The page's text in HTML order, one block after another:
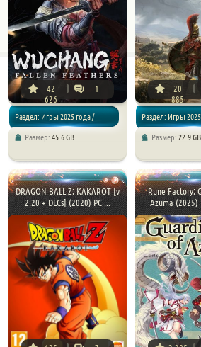
42
626
1
Раздел: Игры 2025 года /
Размер: 45.6 GB
20
885
Раздел: Игры
Размер: 22.9 GB
DRAGON BALL Z: KAKAROT [v
2.20 + DLCs] (2020) PC ...
Rune Factory:
Azuma (2025)